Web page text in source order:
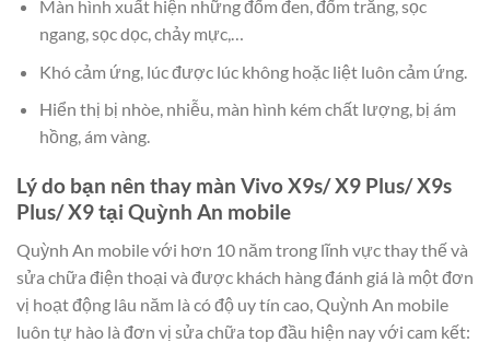
Màn hình xuất hiện những đốm đen, đốm trắng, sọc
ngang, sọc dọc, chảy mực,…
Khó cảm ứng, lúc được lúc không hoặc liệt luôn cảm ứng.
Hiển thị bị nhòe, nhiễu, màn hình kém chất lượng, bị ám
hồng, ám vàng.
Lý do bạn nên thay màn Vivo X9s/ X9 Plus/ X9s
Plus/ X9 tại Quỳnh An mobile
Quỳnh An mobile với hơn 10 năm trong lĩnh vực thay thế và
sửa chữa điện thoại và được khách hàng đánh giá là một đơn
vị hoạt động lâu năm là có độ uy tín cao, Quỳnh An mobile
luôn tự hào là đơn vị sửa chữa top đầu hiện nay với cam kết: